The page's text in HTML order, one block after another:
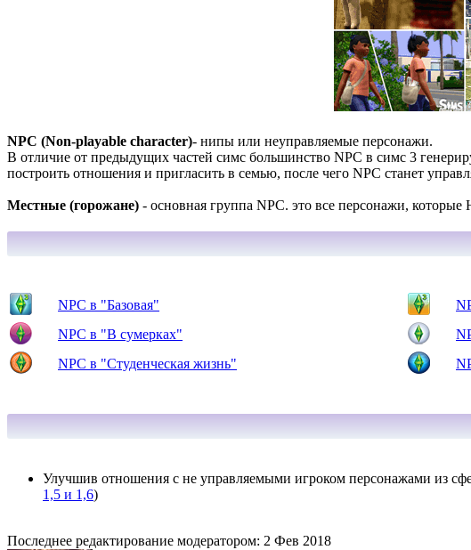
NPC (Non-playable character)- нипы или неуправляемые персонажи.
В отличие от предыдущих частей симс большинство NPC в симс 3
построить отношения и пригласить в семью, после чего NPC станет
Местные (горожане) - основная группа NPC. это все персонажи,
NPC в "Базовая"
NPC в "В сумерках"
NPC в "Студенческая жизнь"
Улучшив отношения с не управляемыми игроком персонажами из
1,5 и 1,6)
Последнее редактирование модератором: 2 Фев 2018